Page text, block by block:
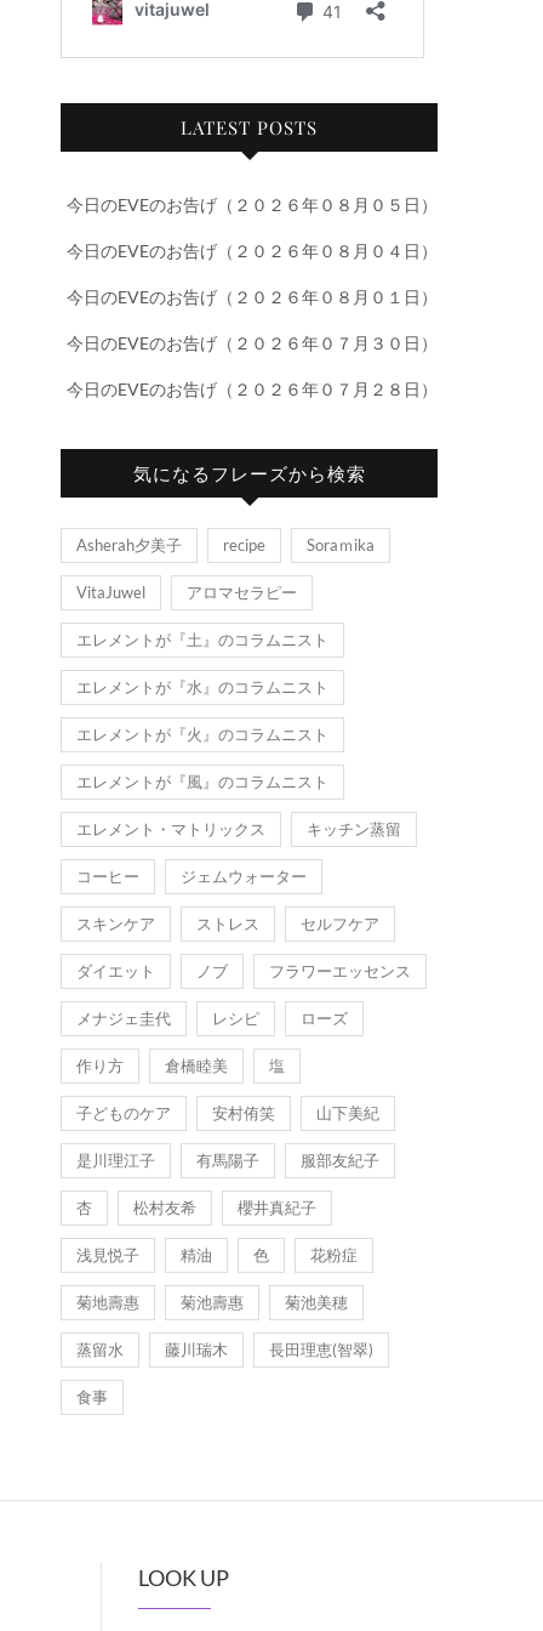
LATEST POSTS
今日のEVEのお告げ（２０２６年０８月０５日）
今日のEVEのお告げ（２０２６年０８月０４日）
今日のEVEのお告げ（２０２６年０８月０１日）
今日のEVEのお告げ（２０２６年０７月３０日）
今日のEVEのお告げ（２０２６年０７月２８日）
気になるフレーズから検索
Asherah夕美子 recipe Soraｍika
VitaJuwel アロマセラピー
エレメントが『土』のコラムニスト
エレメントが『水』のコラムニスト
エレメントが『火』のコラムニスト
エレメントが『風』のコラムニスト
エレメント・マトリックス キッチン蒸留
コーヒー ジェムウォーター
スキンケア ストレス セルフケア
ダイエット ノブ フラワーエッセンス
メナジェ圭代 レシピ ローズ
作り方 倉橋睦美 塩
子どものケア 安村侑笑 山下美紀
是川理江子 有馬陽子 服部友紀子
杏 松村友希 櫻井真紀子
浅見悦子 精油 色 花粉症
菊地壽惠 菊池壽惠 菊池美穂
蒸留水 藤川瑞木 長田理恵(智翠)
食事
LOOK UP